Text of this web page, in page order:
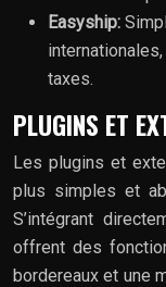
Easyship:
taxes.
PLUGINS ET
Les plugins et
plus simples et
S’intégrant
offrent des
bordereaux et une